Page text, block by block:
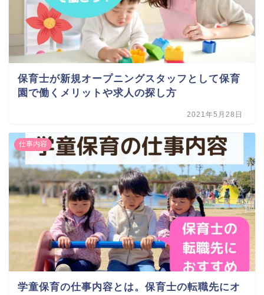
保育士が新規オープニングスタッフとして保育
園で働くメリットや求人の探し方
2021年5月28日
仕事内容
学童保育の仕事内容とは。保育士の転職先にオ